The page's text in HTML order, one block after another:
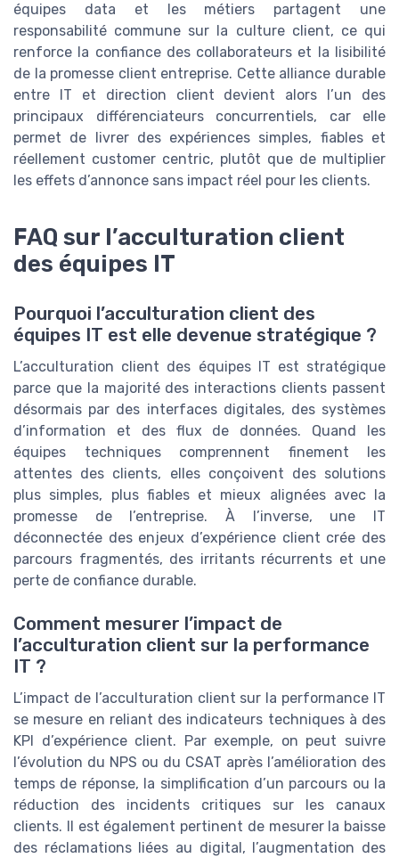
équipes data et les métiers partagent une
responsabilité commune sur la culture client, ce qui
renforce la confiance des collaborateurs et la lisibilité
de la promesse client entreprise. Cette alliance durable
entre IT et direction client devient alors l’un des
principaux différenciateurs concurrentiels, car elle
permet de livrer des expériences simples, fiables et
réellement customer centric, plutôt que de multiplier
les effets d’annonce sans impact réel pour les clients.
FAQ sur l’acculturation client
des équipes IT
Pourquoi l’acculturation client des
équipes IT est elle devenue stratégique ?
L’acculturation client des équipes IT est stratégique
parce que la majorité des interactions clients passent
désormais par des interfaces digitales, des systèmes
d’information et des flux de données. Quand les
équipes techniques comprennent finement les
attentes des clients, elles conçoivent des solutions
plus simples, plus fiables et mieux alignées avec la
promesse de l’entreprise. À l’inverse, une IT
déconnectée des enjeux d’expérience client crée des
parcours fragmentés, des irritants récurrents et une
perte de confiance durable.
Comment mesurer l’impact de
l’acculturation client sur la performance
IT ?
L’impact de l’acculturation client sur la performance IT
se mesure en reliant des indicateurs techniques à des
KPI d’expérience client. Par exemple, on peut suivre
l’évolution du NPS ou du CSAT après l’amélioration des
temps de réponse, la simplification d’un parcours ou la
réduction des incidents critiques sur les canaux
clients. Il est également pertinent de mesurer la baisse
des réclamations liées au digital, l’augmentation des